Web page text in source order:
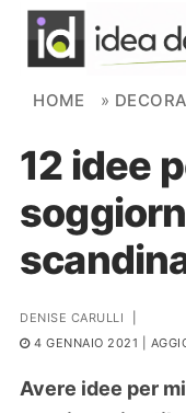
Skip to content
NOVITÀ
AMBIENTI
FAI DA TE
PIANTE
Search for:
HOME »
12 idee
DENISE CARULLI
4 GENNAIO 2021 |
Avere idee per